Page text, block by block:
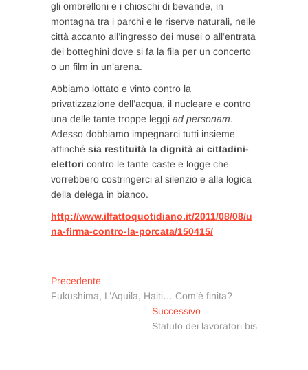
gli ombrelloni e i chioschi di bevande, in
montagna tra i parchi e le riserve naturali, nelle
città accanto all’ingresso dei musei o all’entrata
dei botteghini dove si fa la fila per un concerto
o un film in un’arena.
Abbiamo lottato e vinto contro la
privatizzazione dell’acqua, il nucleare e contro
una delle tante troppe leggi ad personam.
Adesso dobbiamo impegnarci tutti insieme
affinché sia restituità la dignità ai cittadini-
elettori contro le tante caste e logge che
vorrebbero costringerci al silenzio e alla logica
della delega in bianco.
http://www.ilfattoquotidiano.it/2011/08/08/u
na-firma-contro-la-porcata/150415/
Navigazione
articoli
Precedente
precedente:
Fukushima, L’Aquila, Haiti… Com’è finita?
SuccessivoArticolo
successivo:
Statuto dei lavoratori bis